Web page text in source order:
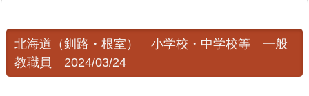
府
選
北海道（釧路・根室） 小学校・中学校等 一般
教職員 2024/03/24